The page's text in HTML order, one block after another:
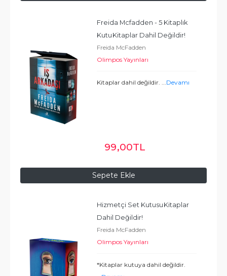
Sepete Ekle
Freida Mcfadden - 5 Kitaplık
Kutu Kitaplar Dahil Değildir!
Freida McFadden
Olimpos Yayınları
Kitaplar dahil değildir....Devamı
99,00TL
Hizmetçi Set Kutusu Kitaplar
Dahil Değildir!
Freida McFadden
Olimpos Yayınları
*Kitaplar kutuya dahil değildir.